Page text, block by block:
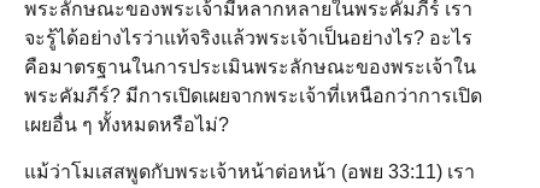
พระลักษณะของพระเจ้ามีหลากหลายในพระคัมภีร์ เรา
จะรู้ได้อย่างไรว่าแท้จริงแล้วพระเจ้าเป็นอย่างไร? อะไร
คือมาตรฐานในการประเมินพระลักษณะของพระเจ้าใน
พระคัมภีร์? มีการเปิดเผยจากพระเจ้าที่เหนือกว่าการเปิด
เผยอื่น ๆ ทั้งหมดหรือไม่?
แม้ว่าโมเสสพูดกับพระเจ้าหน้าต่อหน้า (อพย 33:11) เรา